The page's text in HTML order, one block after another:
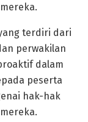
terdiri dari
perwakilan
dalam
peserta
hak-hak